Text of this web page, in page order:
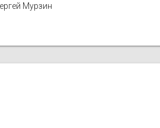
Мурзин